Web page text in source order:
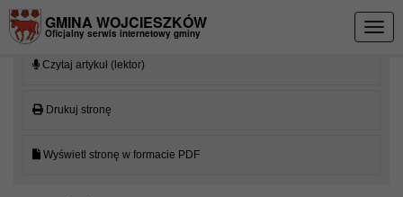
GMINA WOJCIESZKÓW
Oficjalny serwis internetowy gminy
Czytaj artykuł (lektor)
Drukuj stronę
Wyświetl stronę w formacie PDF